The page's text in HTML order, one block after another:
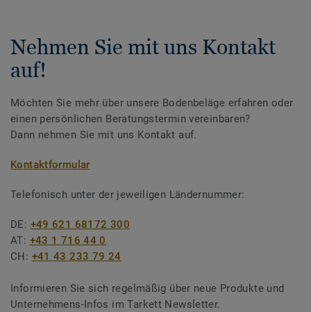
Nehmen Sie mit uns Kontakt
auf!
Möchten Sie mehr über unsere Bodenbeläge erfahren oder
einen persönlichen Beratungstermin vereinbaren?
Dann nehmen Sie mit uns Kontakt auf.
Kontaktformular
Telefonisch unter der jeweiligen Ländernummer:
DE: +49 621 68172 300
AT: +43 1 716 44 0
CH: +41 43 233 79 24
Informieren Sie sich regelmäßig über neue Produkte und
Unternehmens-Infos im Tarkett Newsletter.